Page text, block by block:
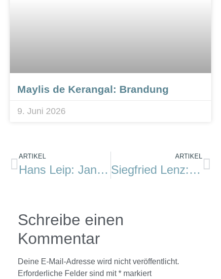
Maylis de Kerangal: Brandung
9. Juni 2026
ARTIKEL
Hans Leip: Jan Himp und die Kleine Brise
ARTIKEL
Siegfried Lenz: Küste im Fernglas. Erzählungen
Schreibe einen
Kommentar
Deine E-Mail-Adresse wird nicht veröffentlicht.
Erforderliche Felder sind mit* markiert